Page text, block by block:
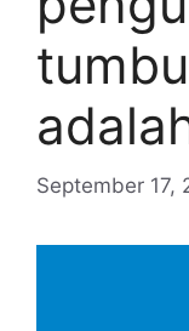
September 17,